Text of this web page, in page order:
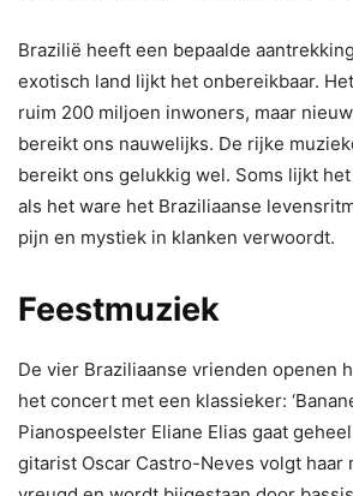
Brazilië heeft een bepaalde
exotisch land lijkt het onbereikbaar.
ruim 200 miljoen inwoners, maar
bereikt ons nauwelijks. De rijke
bereikt ons gelukkig wel. Soms lijkt
als het ware het Braziliaanse
pijn en mystiek in klanken verwoordt.
Feestmuziek
De vier Braziliaanse vrienden openen
het concert met een klassieker:
Pianospeelster Eliane Elias gaat
gitarist Oscar Castro-Neves volgt haar